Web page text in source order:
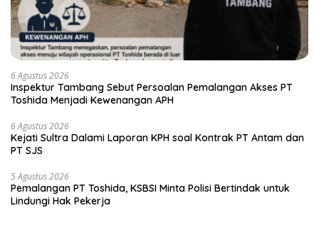
6 Agustus 2026
Inspektur Tambang Sebut Persoalan Pemalangan Akses PT
Toshida Menjadi Kewenangan APH
6 Agustus 2026
Kejati Sultra Dalami Laporan KPH soal Kontrak PT Antam dan
PT SJS
5 Agustus 2026
Pemalangan PT Toshida, KSBSI Minta Polisi Bertindak untuk
Lindungi Hak Pekerja